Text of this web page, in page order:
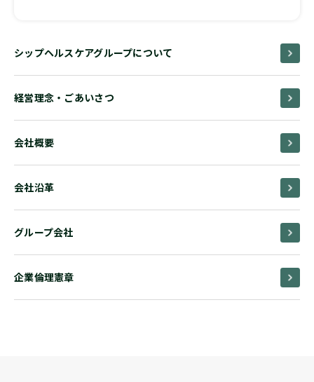
シップヘルスケアグループについて
経営理念・ごあいさつ
会社概要
会社沿革
グループ会社
企業倫理憲章